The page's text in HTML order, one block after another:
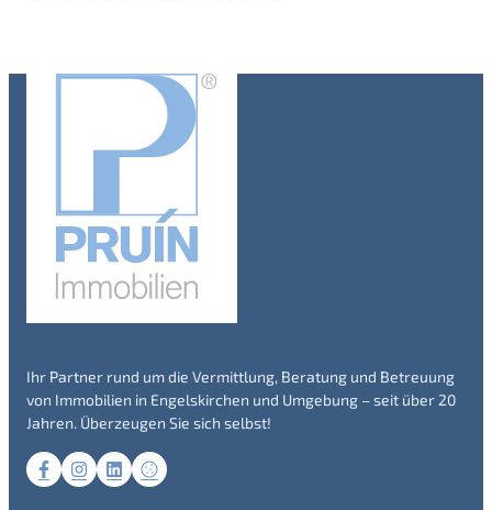
Ihr Partner rund um die Vermittlung, Beratung und Betreuung
von Immobilien in Engelskirchen und Umgebung – seit über 20
Jahren. Überzeugen Sie sich selbst!